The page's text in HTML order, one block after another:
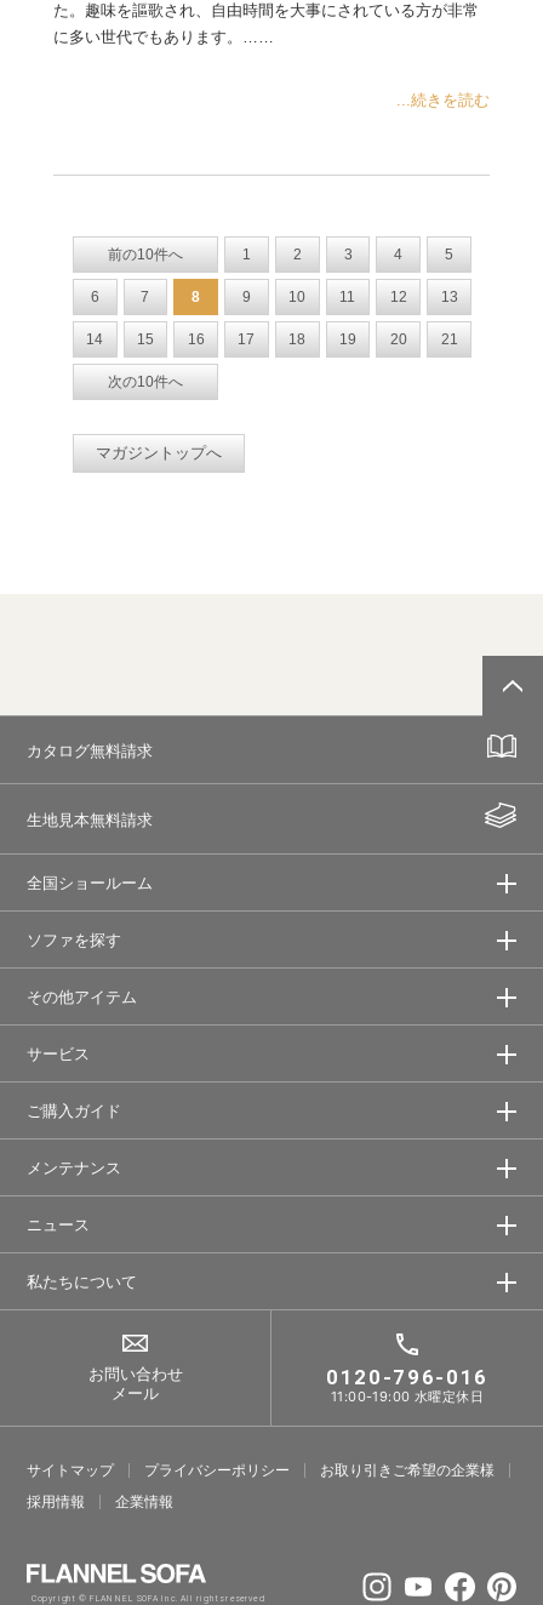
た。趣味を謳歌され、自由時間を大事にされている方が非常
に多い世代でもあります。……
...続きを読む
前の10件へ 1 2 3 4 5
6 7 8 9 10 11 12 13
14 15 16 17 18 19 20 21
次の10件へ
マガジントップへ
カタログ無料請求
生地見本無料請求
全国ショールーム
ソファを探す
その他アイテム
サービス
ご購入ガイド
メンテナンス
ニュース
私たちについて
お問い合わせ
メール
0120-796-016
11:00-19:00 水曜定休日
サイトマップ プライバシーポリシー
お取り引きご希望の企業様
採⽤情報
企業情報
Copyright © FLANNEL SOFA Inc. All rights reserved